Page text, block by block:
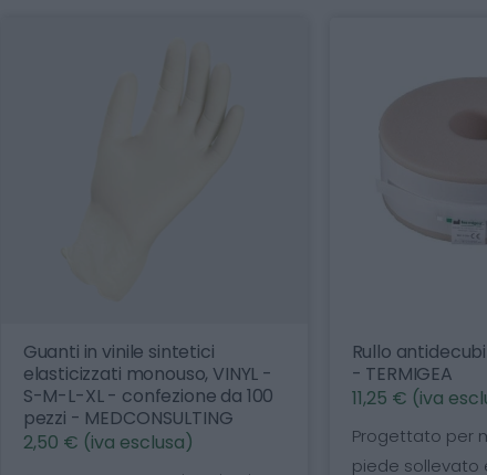
sintetici
VINYL -
da 100
Rullo antidecubito per tallone
- TERMIGEA
11,25 € (iva esclusa)
Progettato per mantenere il
piede sollevato e prevenire le